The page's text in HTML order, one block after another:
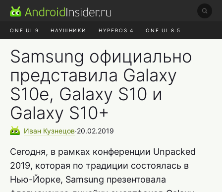
ONE UI 9 НАУШНИКИ HYPEROS 4 ONE UI 8.5
Samsung официально
представила Galaxy
S10e, Galaxy S10 и
Galaxy S10+
Иван Кузнецов∙20.02.2019
Сегодня, в рамках конференции Unpacked
2019, которая по традиции состоялась в
Нью-Йорке, Samsung презентовала